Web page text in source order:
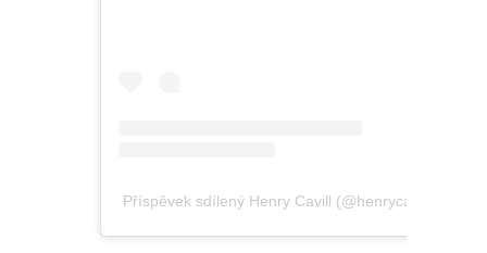
Příspěvek sdílený Henry Cavill (@henrycavill)